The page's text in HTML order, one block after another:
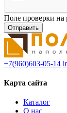
Поле проверки на
+7(960)603-05-14
Карта сайта
Каталог
О нас